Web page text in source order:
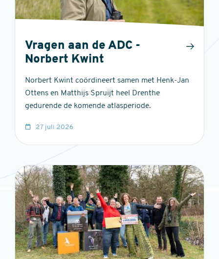
Vragen aan de ADC -
Norbert Kwint
Norbert Kwint coördineert samen met Henk-Jan
Ottens en Matthijs Spruijt heel Drenthe
gedurende de komende atlasperiode.
27 juli 2026